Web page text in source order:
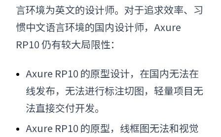
言环境为英文的设计师。对于追求效率、习
惯中文语言环境的国内设计师， Axure
RP10仍有较大局限性：
Axure RP10 的原型设计，在国内无法在
线发布，无法进行标注切图，轻量项目无
法直接交付开发。
Axure RP10 的原型，线框图无法和视觉